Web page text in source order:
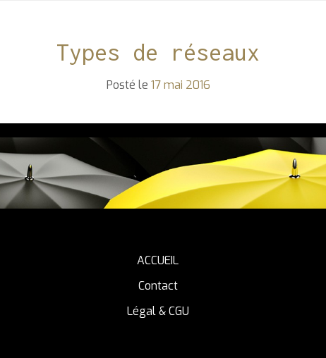
Types de réseaux
Posté le 17 mai 2016
ACCUEIL
Contact
Légal & CGU